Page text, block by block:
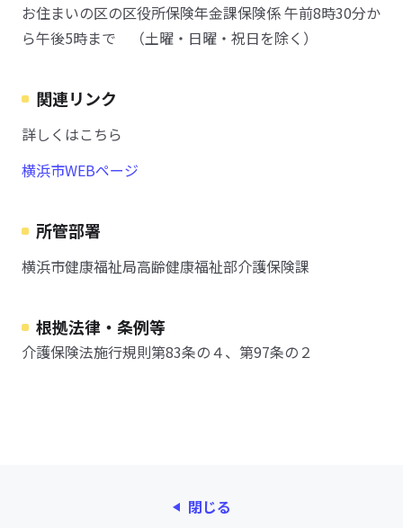
お住まいの区の区役所保険年金課保険係 午前8時30分か
ら午後5時まで （土曜・日曜・祝日を除く）
関連リンク
詳しくはこちら
横浜市WEBページ
所管部署
横浜市健康福祉局高齢健康福祉部介護保険課
根拠法律・条例等
介護保険法施行規則第83条の４、第97条の２
閉じる